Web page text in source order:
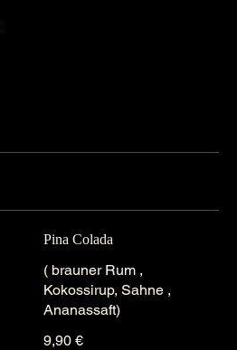
Pina Colada
( brauner Rum ,
Kokossirup, Sahne ,
Ananassaft)
9,90 €